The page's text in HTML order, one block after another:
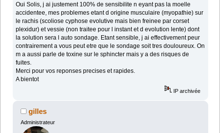
Oui Solis, j ai justement 100% de sensibilite n eyant pas la moelle
accidentee, mes problemes etant d origine musculaire (myopathie) sur
le rachis (scoliose cyphose evolutive mais bien freinee par corset
plexidur) et vessie (non traitee pour l instant et d evolution lente) dont
la solution sera l auto sondage. Etant sensible, j ai effectivement peur
contrairement a vous peut etre que le sondage soit tres douloureux. On
m a aussi parle de toxine sur le sphincter mais y a des risques de
fuites.
Merci pour vos reponses precises et rapides.
A bientot
IP archivée
gilles
Administrateur